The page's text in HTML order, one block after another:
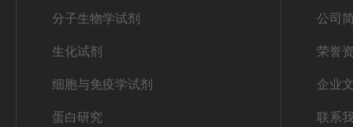
分子生物学试剂
生化试剂
细胞与免疫学试剂
蛋白研究
公司
荣誉
企业
联系